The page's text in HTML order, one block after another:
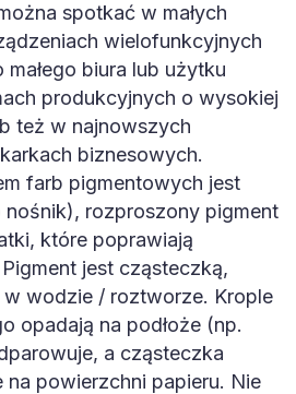
spotkać w małych
wielofunkcyjnych
biura lub użytku
produkcyjnych o wysokiej
też w najnowszych
biznesowych.
farb pigmentowych jest
nośnik), rozproszony pigment
które poprawiają
jest cząsteczką,
wodzie / roztworze. Krople
opadają na podłoże (np.
a cząsteczka
na powierzchni papieru. Nie